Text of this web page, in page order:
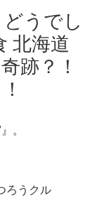
どうでし
北海道
跡？！
。
ろうクル